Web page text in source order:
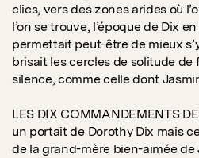
clics, vers des zones arides où
l’on se trouve, l’époque de Dix
permettait peut-être de mieux
brisait les cercles de solitude de
silence, comme celle dont
LES DIX COMMANDEMENTS
un portait de Dorothy Dix mais
de la grand-mère bien-aimée de